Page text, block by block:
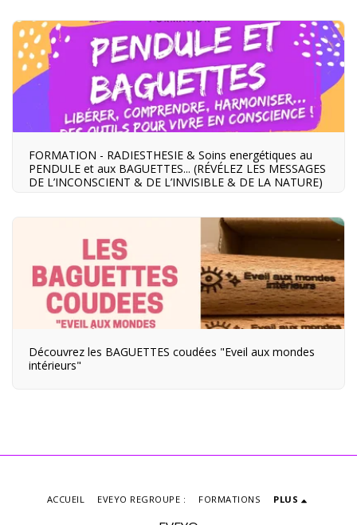
FORMATION - RADIESTHESIE & Soins energétiques au
PENDULE et aux BAGUETTES... (RÉVÉLEZ LES MESSAGES
DE L’INCONSCIENT & DE L’INVISIBLE & DE LA NATURE)
Découvrez les BAGUETTES coudées "Eveil aux mondes
intérieurs"
ACCUEIL EVEYO REGROUPE : FORMATIONS PLUS